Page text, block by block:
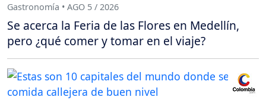
Gastronomía • AGO 5 / 2026
Se acerca la Feria de las Flores en Medellín,
pero ¿qué comer y tomar en el viaje?